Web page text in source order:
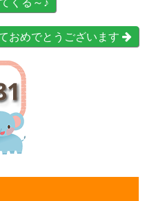
おめでとうございます